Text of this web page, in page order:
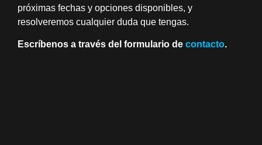
próximas fechas y opciones disponibles, y
resolveremos cualquier duda que tengas.
Escríbenos a través del formulario de contacto.